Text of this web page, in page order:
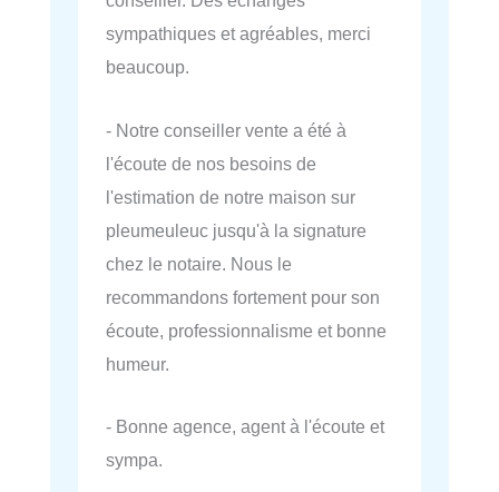
sympathiques et agréables, merci
beaucoup.
- Notre conseiller vente a été à
l'écoute de nos besoins de
l'estimation de notre maison sur
pleumeuleuc jusqu'à la signature
chez le notaire. Nous le
recommandons fortement pour son
écoute, professionnalisme et bonne
humeur.
- Bonne agence, agent à l'écoute et
sympa.